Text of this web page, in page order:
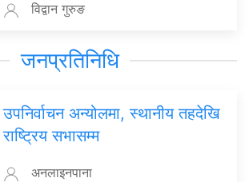
विद्वान गुरुङ
जनप्रतिनिधि
उपनिर्वाचन अन्योलमा, स्थानीय तहदेखि
राष्ट्रिय सभासम्म
अनलाइनपाना